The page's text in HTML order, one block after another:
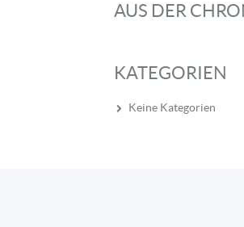
AUS DER
KATEGORIEN
Keine Kategorien